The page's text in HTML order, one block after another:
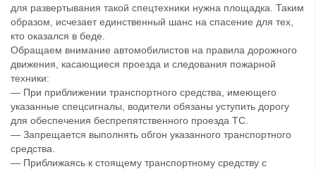
для развертывания такой спецтехники нужна площадка. Таким
образом, исчезает единственный шанс на спасение для тех,
кто оказался в беде.
Обращаем внимание автомобилистов на правила дорожного
движения, касающиеся проезда и следования пожарной
техники:
— При приближении транспортного средства, имеющего
указанные спецсигналы, водители обязаны уступить дорогу
для обеспечения беспрепятственного проезда ТС.
— Запрещается выполнять обгон указанного транспортного
средства.
— Приближаясь к стоящему транспортному средству с